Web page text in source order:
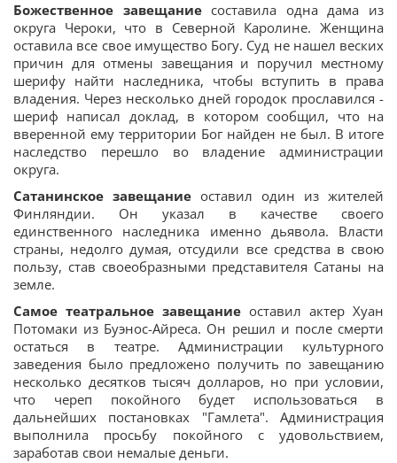
Божественное завещаниесоставила одна дама из
округа Чероки, что в Северной Каролине. Женщина
оставила все свое имущество Богу. Суд не нашел веских
причин для отмены завещания и поручил местному
шерифу найти наследника, чтобы вступить в права
владения. Через несколько дней городок прославился -
шериф написал доклад, в котором сообщил, что на
вверенной ему территории Бог найден не был. В итоге
наследство перешло во владение администрации
округа.
Сатанинское завещание оставил один из жителей
Финляндии. Он указал в качестве своего
единственного наследника именно дьявола. Власти
страны, недолго думая, отсудили все средства в свою
пользу, став своеобразными представителя Сатаны на
земле.
Самое театральное завещание оставил актер Хуан
Потомаки из Буэнос-Айреса. Он решил и после смерти
остаться в театре. Администрации культурного
заведения было предложено получить по завещанию
несколько десятков тысяч долларов, но при условии,
что череп покойного будет использоваться в
дальнейших постановках "Гамлета". Администрация
выполнила просьбу покойного с удовольствием,
заработав свои немалые деньги.